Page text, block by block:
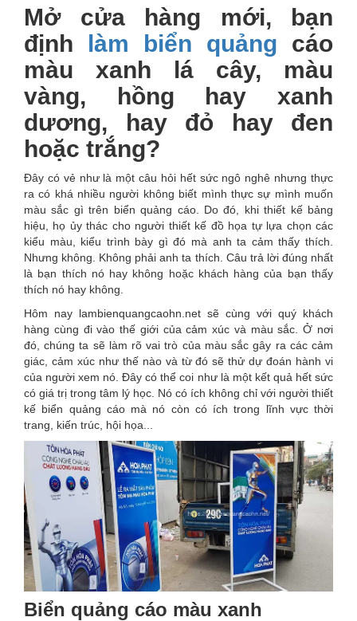
Mở cửa hàng mới, bạn
định làm biển quảng cáo
màu xanh lá cây, màu
vàng, hồng hay xanh
dương, hay đỏ hay đen
hoặc trắng?
Đây có vẻ như là một câu hỏi hết sức ngô nghê nhưng thực
ra có khá nhiều người không biết mình thực sự mình muốn
màu sắc gì trên biển quảng cáo. Do đó, khi thiết kế bảng
hiệu, họ ủy thác cho người thiết kế đồ họa tự lựa chọn các
kiểu màu, kiểu trình bày gì đó mà anh ta cảm thấy thích.
Nhưng không. Không phải anh ta thích. Câu trả lời đúng nhất
là bạn thích nó hay không hoặc khách hàng của bạn thấy
thích nó hay không.
Hôm nay lambienquangcaohn.net sẽ cùng với quý khách
hàng cùng đi vào thế giới của cảm xúc và màu sắc. Ở nơi
đó, chúng ta sẽ làm rõ vai trò của màu sắc gây ra các cảm
giác, cảm xúc như thế nào và từ đó sẽ thử dự đoán hành vi
của người xem nó. Đây có thể coi như là một kết quả hết sức
có giá trị trong tâm lý học. Nó có ích không chỉ với người thiết
kế biển quảng cáo mà nó còn có ích trong lĩnh vực thời
trang, kiến trúc, hội họa...
Biển quảng cáo màu xanh